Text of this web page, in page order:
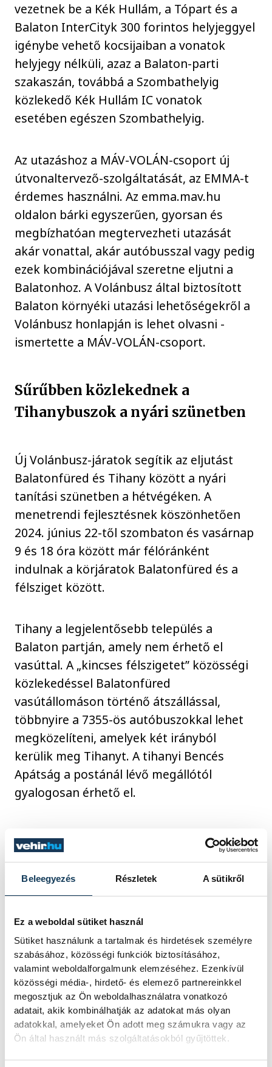
Beleegyezés Részletek A sütikről
Ez a weboldal sütiket használ
Sütiket használunk a tartalmak és hirdetések személyre
szabásához, közösségi funkciók biztosításához,
valamint weboldalforgalmunk elemzéséhez. Ezenkívül
közösségi média-, hirdető- és elemező partnereinkkel
megosztjuk az Ön weboldalhasználatra vonatkozó
adatait, akik kombinálhatják az adatokat más olyan
adatokkal, amelyeket Ön adott meg számukra vagy az
Ön által használt más szolgáltatásokból gyűjtöttek.
vezetnek be a Kék Hullám, a Tópart és a
Balaton InterCityk 300 forintos helyjeggyel
igénybe vehető kocsijaiban a vonatok
helyjegy nélküli, azaz a Balaton-parti
szakaszán, továbbá a Szombathelyig
közlekedő Kék Hullám IC vonatok
esetében egészen Szombathelyig.
Az utazáshoz a MÁV-VOLÁN-csoport új
útvonaltervező-szolgáltatását, az EMMA-t
érdemes használni. Az emma.mav.hu
oldalon bárki egyszerűen, gyorsan és
megbízhatóan megtervezheti utazását
akár vonattal, akár autóbusszal vagy pedig
ezek kombinációjával szeretne eljutni a
Balatonhoz. A Volánbusz által biztosított
Balaton környéki utazási lehetőségekről a
Volánbusz honlapján is lehet olvasni -
ismertette a MÁV-VOLÁN-csoport.
Sűrűbben közlekednek a
Tihanybuszok a nyári szünetben
Új Volánbusz-járatok segítik az eljutást
Balatonfüred és Tihany között a nyári
tanítási szünetben a hétvégéken. A
menetrendi fejlesztésnek köszönhetően
2024. június 22-től szombaton és vasárnap
9 és 18 óra között már félóránként
indulnak a körjáratok Balatonfüred és a
félsziget között.
Tihany a legjelentősebb település a
Balaton partján, amely nem érhető el
vasúttal. A „kincses félszigetet” közösségi
közlekedéssel Balatonfüred
vasútállomáson történő átszállással,
többnyire a 7355-ös autóbuszokkal lehet
megközelíteni, amelyek két irányból
kerülik meg Tihanyt. A tihanyi Bencés
Apátság a postánál lévő megállótól
gyalogosan érhető el.
A Volánbusz 2022 nyarától még
egyszerűbb, átláthatóbb, a jelenlegieket
kiegészítő információkat nyújtó
utastájékoztatási felületeket biztosít a
az autóbuszjáratok pedig a Tihanybusz
nevet és logót viselik.
Idén a nyári tanítási szünetben, a hétvégi
időszakban új Tihanybusz-járatok segítik
az eljutást, így 9 és 18 óra között már
félóránként indulnak az autóbuszok.
Budapest felől Tihany kétóránként